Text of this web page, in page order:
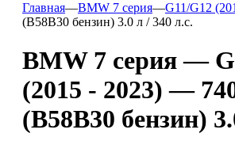
Главная—BMW 7 серия—G11/G12
(B58B30 бензин) 3.0 л / 340 л.с.
BMW 7 серия —
(2015 - 2023) —
(B58B30 бензин)